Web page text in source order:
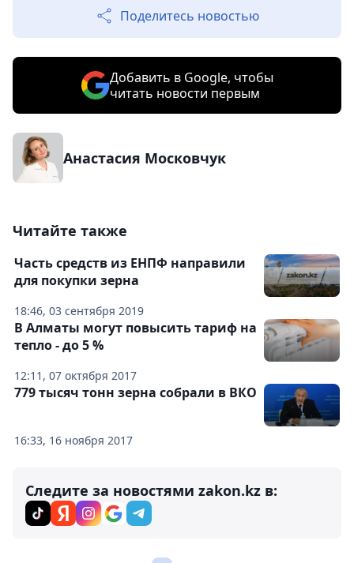
Поделитесь новостью
Добавить в Google, чтобы
читать новости первым
Анастасия Московчук
Читайте также
18:46, 03 сентября 2019
Часть средств из ЕНПФ направили
для покупки зерна
12:11, 07 октября 2017
В Алматы могут повысить тариф на
тепло - до 5 %
16:33, 16 ноября 2017
779 тысяч тонн зерна собрали в ВКО
Следите за новостями zakon.kz в: